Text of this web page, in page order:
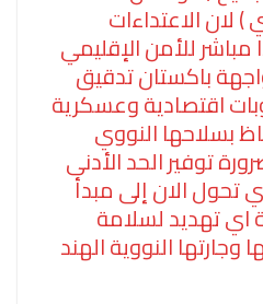
) لان الاعتداءات
مباشر للأمن الإقليمي
باكستان تدقيق
اقتصادية وعسكرية
بسلاحها النووي
توفير الحد الأدنى
تحول الان إلى مبدأ
اي تهديد لسلامة
النووية الهند